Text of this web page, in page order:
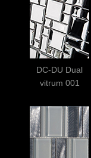
DC-DU Dual
vitrum 001